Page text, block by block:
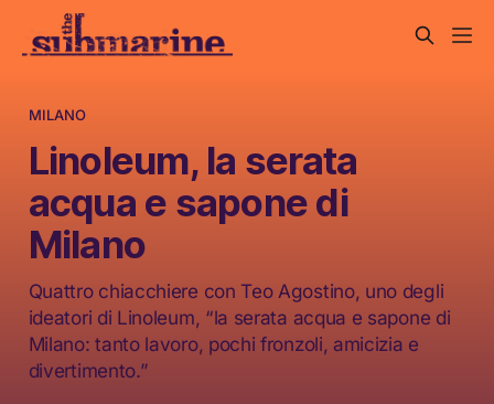
MILANO
Linoleum, la serata
acqua e sapone di
Milano
Quattro chiacchiere con Teo Agostino, uno degli
ideatori di Linoleum, “la serata acqua e sapone di
Milano: tanto lavoro, pochi fronzoli, amicizia e
divertimento.”